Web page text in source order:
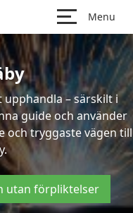
Menu
upphandla – särskilt i
guide och använder
och tryggaste vägen till
utan förpliktelser